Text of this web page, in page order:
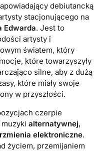
debiutancką
stacjonującego na
Edwarda. Jest to
artysty i
światem, który
które towarzyszyły
silne, aby z dużą
które miały swoje
w przyszłości.
czerpie
muzykialternatywnej,
elektroniczne.
życiem, przemijaniem